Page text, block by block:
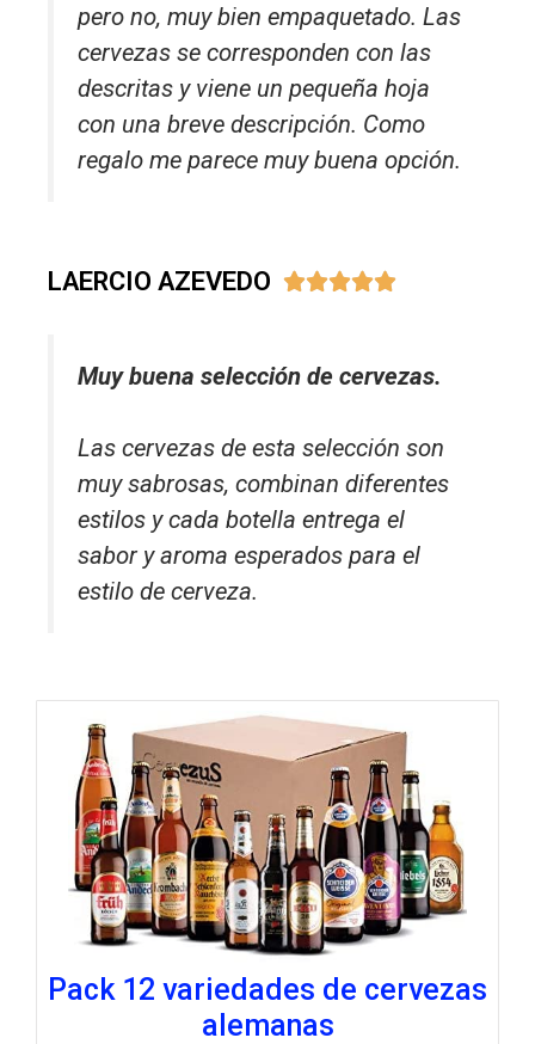
pero no, muy bien empaquetado. Las
cervezas se corresponden con las
descritas y viene un pequeña hoja
con una breve descripción. Como
regalo me parece muy buena opción.
LAERCIO AZEVEDO 
Muy buena selección de cervezas.
Las cervezas de esta selección son
muy sabrosas, combinan diferentes
estilos y cada botella entrega el
sabor y aroma esperados para el
estilo de cerveza.
Pack 12 variedades de cervezas
alemanas